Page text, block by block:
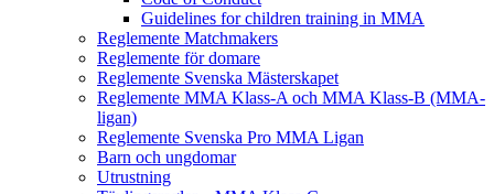
Guidelines for children training in MMA
Reglemente Matchmakers
Reglemente för domare
Reglemente Svenska Mästerskapet
Reglemente MMA Klass-A och MMA Klass-B (MMA-
ligan)
Reglemente Svenska Pro MMA Ligan
Barn och ungdomar
Utrustning